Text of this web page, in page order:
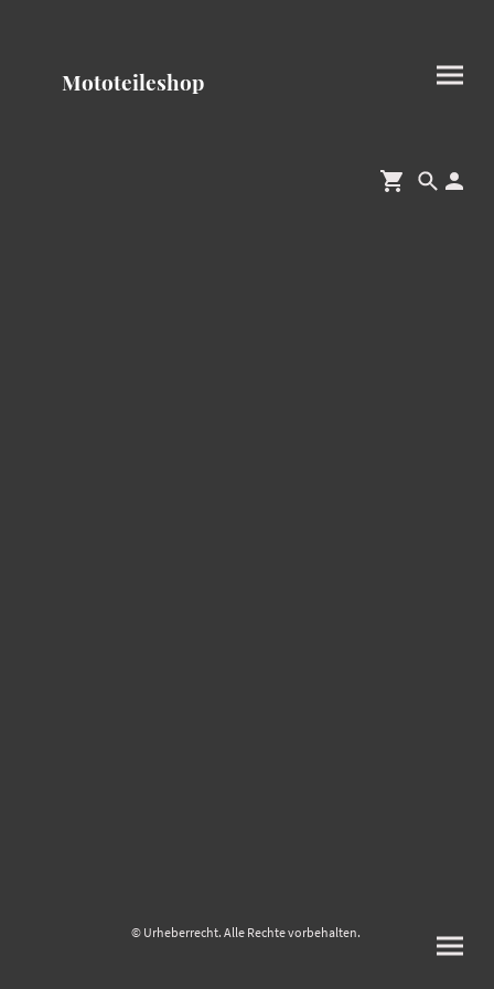
Mototeileshop
© Urheberrecht. Alle Rechte vorbehalten.